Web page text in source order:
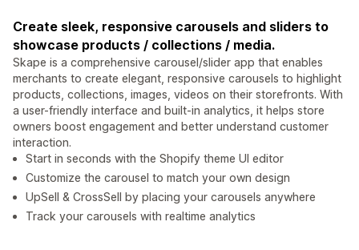
Create sleek, responsive carousels and sliders to
showcase products / collections / media.
Skape is a comprehensive carousel/slider app that enables
merchants to create elegant, responsive carousels to highlight
products, collections, images, videos on their storefronts. With
a user-friendly interface and built-in analytics, it helps store
owners boost engagement and better understand customer
interaction.
Start in seconds with the Shopify theme UI editor
Customize the carousel to match your own design
UpSell & CrossSell by placing your carousels anywhere
Track your carousels with realtime analytics